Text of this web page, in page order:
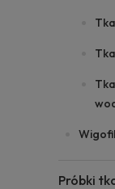
Wigofil
Próbki